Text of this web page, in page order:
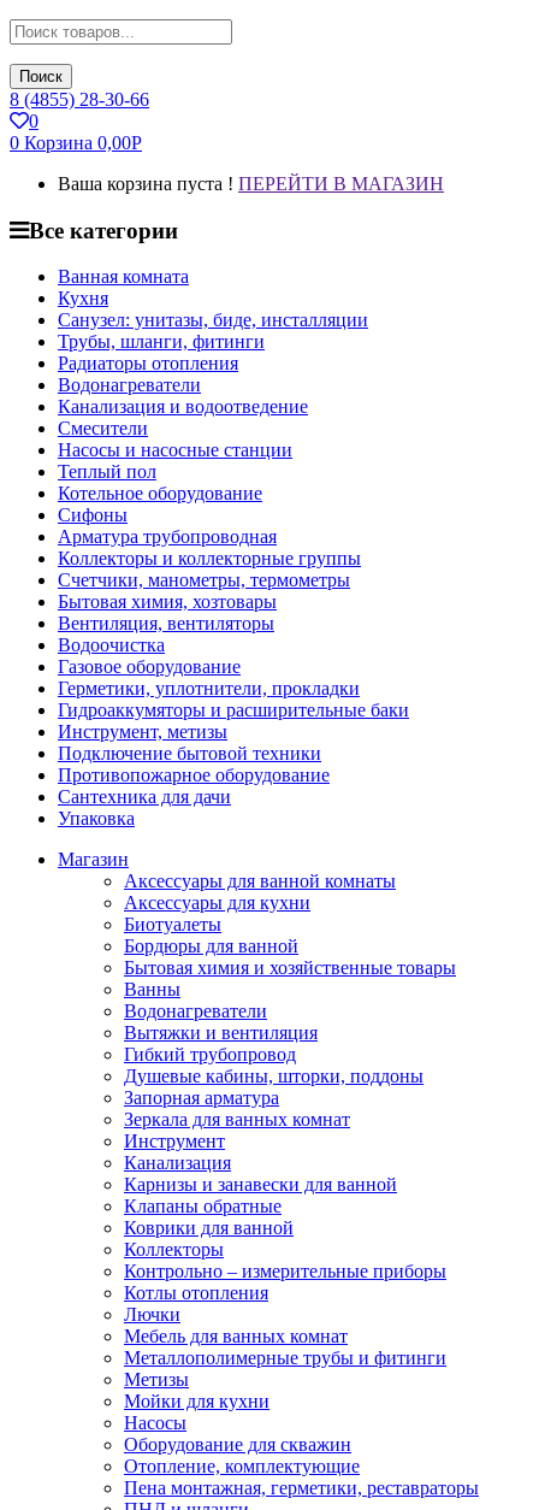
Поиск
8 (4855) 28-30-66
0
0 Корзина 0,00Р
Ваша корзина пуста ! ПЕРЕЙТИ В МАГАЗИН
Все категории
Ванная комната
Кухня
Санузел: унитазы, биде, инсталляции
Трубы, шланги, фитинги
Радиаторы отопления
Водонагреватели
Канализация и водоотведение
Смесители
Насосы и насосные станции
Теплый пол
Котельное оборудование
Сифоны
Арматура трубопроводная
Коллекторы и коллекторные группы
Счетчики, манометры, термометры
Бытовая химия, хозтовары
Вентиляция, вентиляторы
Водоочистка
Газовое оборудование
Герметики, уплотнители, прокладки
Гидроаккумяторы и расширительные баки
Инструмент, метизы
Подключение бытовой техники
Противопожарное оборудование
Сантехника для дачи
Упаковка
Магазин
Аксессуары для ванной комнаты
Аксессуары для кухни
Биотуалеты
Бордюры для ванной
Бытовая химия и хозяйственные товары
Ванны
Водонагреватели
Вытяжки и вентиляция
Гибкий трубопровод
Душевые кабины, шторки, поддоны
Запорная арматура
Зеркала для ванных комнат
Инструмент
Канализация
Карнизы и занавески для ванной
Клапаны обратные
Коврики для ванной
Коллекторы
Контрольно – измерительные приборы
Котлы отопления
Лючки
Мебель для ванных комнат
Металлополимерные трубы и фитинги
Метизы
Мойки для кухни
Насосы
Оборудование для скважин
Отопление, комплектующие
Пена монтажная, герметики, реставраторы